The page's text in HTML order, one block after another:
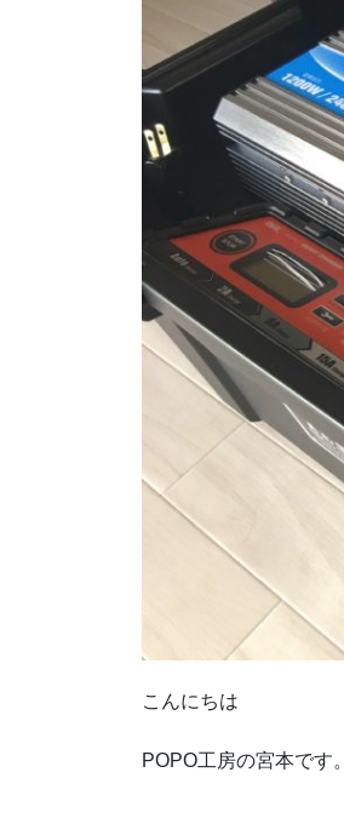
こんにちは
POPO工房の宮本です。